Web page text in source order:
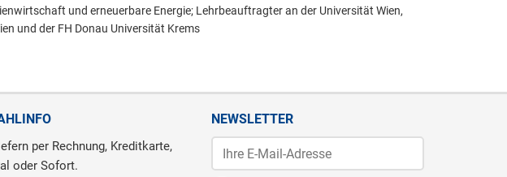
und erneuerbare Energie; Lehrbeauftragter an der Universität Wien,
und der FH Donau Universität Krems
per Rechnung, Kreditkarte,
oder Sofort.
NEWSLETTER